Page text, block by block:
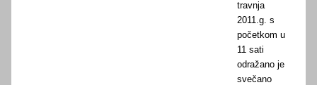
travnja
2011.g. s
početkom u
11 sati
odražano je
svečano